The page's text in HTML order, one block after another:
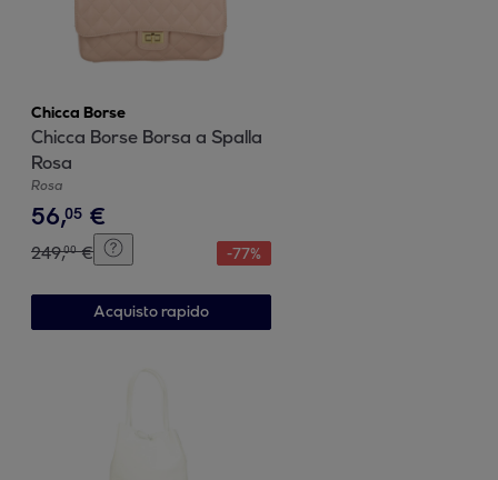
Chicca Borse
Chicca Borse Borsa a Spalla
Rosa
Rosa
56,05 €
249,00 € -77%
Acquisto rapido